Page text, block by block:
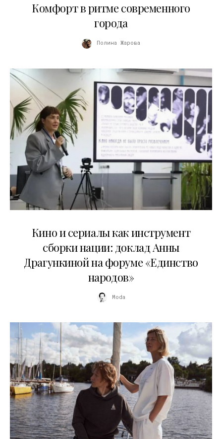
Комфорт в ритме современного
города
Полина Жарова
Кино и сериалы как инструмент
сборки нации: доклад Анны
Драгункиной на форуме «Единство
народов»
Moda